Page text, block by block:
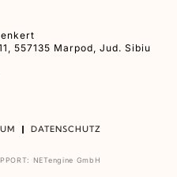
557135 Marpod, Jud. Sibiu
DATENSCHUTZ
NETengine GmbH